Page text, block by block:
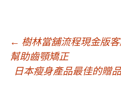
文
章
← 樹林當舖流程現金版
幫助齒顎矯正
日本瘦身產品最佳的贈